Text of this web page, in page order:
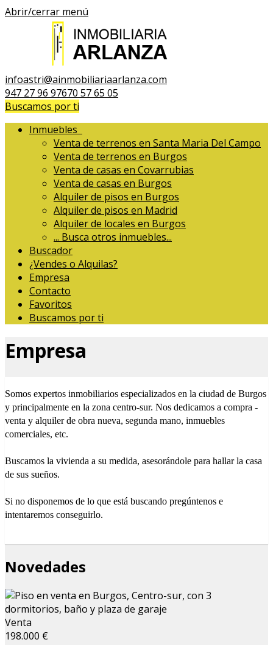
Abrir/cerrar menú
infoastri@ainmobiliariaarlanza.com
947 27 96 97670 57 65 05
Buscamos por ti
Inmuebles
Venta de terrenos en Santa Maria Del Campo
Venta de terrenos en Burgos
Venta de casas en Covarrubias
Venta de casas en Burgos
Alquiler de pisos en Burgos
Alquiler de pisos en Madrid
Alquiler de locales en Burgos
... Busca otros inmuebles...
Buscador
¿Vendes o Alquilas?
Empresa
Contacto
Favoritos
Buscamos por ti
Empresa
Somos expertos inmobiliarios especializados en la ciudad de Burgos
y principalmente en la zona centro-sur. Nos dedicamos a compra -
venta y alquiler de obra nueva, segunda mano, inmuebles
comerciales, etc.
Buscamos la vivienda a su medida, asesorándole para hallar la casa
de sus sueños.
Si no disponemos de lo que está buscando pregúntenos e
intentaremos conseguirlo.
Novedades
Venta
198.000 €